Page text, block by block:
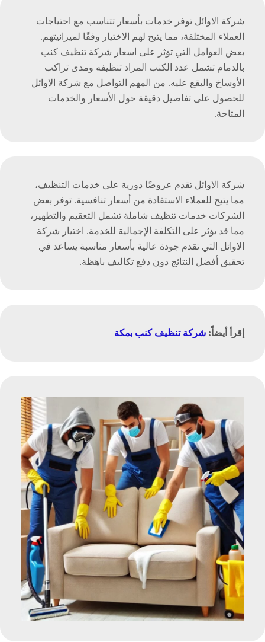
شركة الاوائل توفر خدمات بأسعار تتناسب مع احتياجات
العملاء المختلفة، مما يتيح لهم الاختيار وفقًا لميزانيتهم.
بعض العوامل التي تؤثر على اسعار شركة تنظيف كنب
بالدمام تشمل عدد الكنب المراد تنظيفه ومدى تراكب
الأوساخ والبقع عليه. من المهم التواصل مع شركة الاوائل
للحصول على تفاصيل دقيقة حول الأسعار والخدمات
المتاحة.
شركة الاوائل تقدم عروضًا دورية على خدمات التنظيف،
مما يتيح للعملاء الاستفادة من أسعار تنافسية. توفر بعض
الشركات خدمات تنظيف شاملة تشمل التعقيم والتطهير،
مما قد يؤثر على التكلفة الإجمالية للخدمة. اختيار شركة
الاوائل التي تقدم جودة عالية بأسعار مناسبة يساعد في
تحقيق أفضل النتائج دون دفع تكاليف باهظة.
إقرأ أيضاً: شركة تنظيف كنب بمكة